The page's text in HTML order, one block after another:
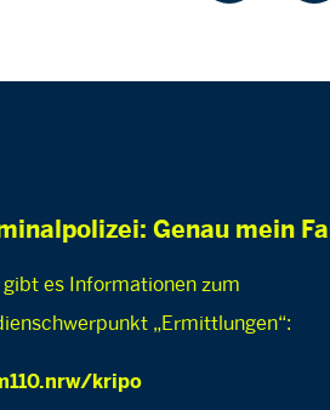
Genau mein
gibt es Informationen zum
„Ermittlungen“:
kripo